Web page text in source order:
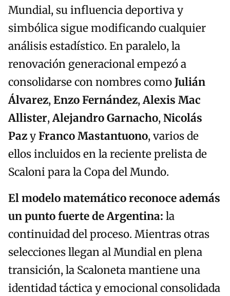
Mundial, su influencia deportiva y
simbólica sigue modificando cualquier
análisis estadístico. En paralelo, la
renovación generacional empezó a
consolidarse con nombres comoJulián
Álvarez,Enzo Fernández,Alexis Mac
Allister,Alejandro Garnacho,Nicolás
PazyFranco Mastantuono, varios de
ellos incluidos en la reciente prelista de
Scaloni para la Copa del Mundo.
El modelo matemático reconoce además
un punto fuerte de Argentina: la
continuidad del proceso. Mientras otras
selecciones llegan al Mundial en plena
transición, la Scaloneta mantiene una
identidad táctica y emocional consolidada